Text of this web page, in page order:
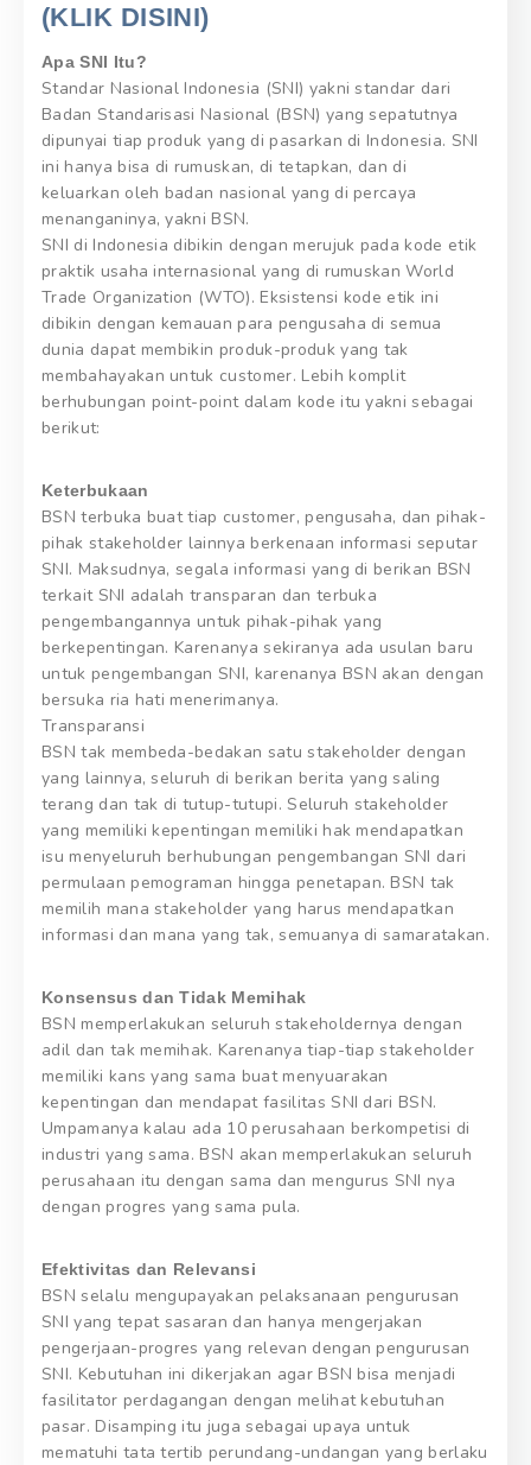
(KLIK DISINI)
Apa SNI Itu?
Standar Nasional Indonesia (SNI) yakni standar dari
Badan Standarisasi Nasional (BSN) yang sepatutnya
dipunyai tiap produk yang di pasarkan di Indonesia. SNI
ini hanya bisa di rumuskan, di tetapkan, dan di
keluarkan oleh badan nasional yang di percaya
menanganinya, yakni BSN.
SNI di Indonesia dibikin dengan merujuk pada kode etik
praktik usaha internasional yang di rumuskan World
Trade Organization (WTO). Eksistensi kode etik ini
dibikin dengan kemauan para pengusaha di semua
dunia dapat membikin produk-produk yang tak
membahayakan untuk customer. Lebih komplit
berhubungan point-point dalam kode itu yakni sebagai
berikut:
Keterbukaan
BSN terbuka buat tiap customer, pengusaha, dan pihak-
pihak stakeholder lainnya berkenaan informasi seputar
SNI. Maksudnya, segala informasi yang di berikan BSN
terkait SNI adalah transparan dan terbuka
pengembangannya untuk pihak-pihak yang
berkepentingan. Karenanya sekiranya ada usulan baru
untuk pengembangan SNI, karenanya BSN akan dengan
bersuka ria hati menerimanya.
Transparansi
BSN tak membeda-bedakan satu stakeholder dengan
yang lainnya, seluruh di berikan berita yang saling
terang dan tak di tutup-tutupi. Seluruh stakeholder
yang memiliki kepentingan memiliki hak mendapatkan
isu menyeluruh berhubungan pengembangan SNI dari
permulaan pemograman hingga penetapan. BSN tak
memilih mana stakeholder yang harus mendapatkan
informasi dan mana yang tak, semuanya di samaratakan.
Konsensus dan Tidak Memihak
BSN memperlakukan seluruh stakeholdernya dengan
adil dan tak memihak. Karenanya tiap-tiap stakeholder
memiliki kans yang sama buat menyuarakan
kepentingan dan mendapat fasilitas SNI dari BSN.
Umpamanya kalau ada 10 perusahaan berkompetisi di
industri yang sama. BSN akan memperlakukan seluruh
perusahaan itu dengan sama dan mengurus SNI nya
dengan progres yang sama pula.
Efektivitas dan Relevansi
BSN selalu mengupayakan pelaksanaan pengurusan
SNI yang tepat sasaran dan hanya mengerjakan
pengerjaan-progres yang relevan dengan pengurusan
SNI. Kebutuhan ini dikerjakan agar BSN bisa menjadi
fasilitator perdagangan dengan melihat kebutuhan
pasar. Disamping itu juga sebagai upaya untuk
mematuhi tata tertib perundang-undangan yang berlaku